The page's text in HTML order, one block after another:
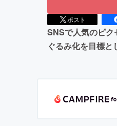
ポスト
SNSで人気のピ
ぐるみ化を目標と